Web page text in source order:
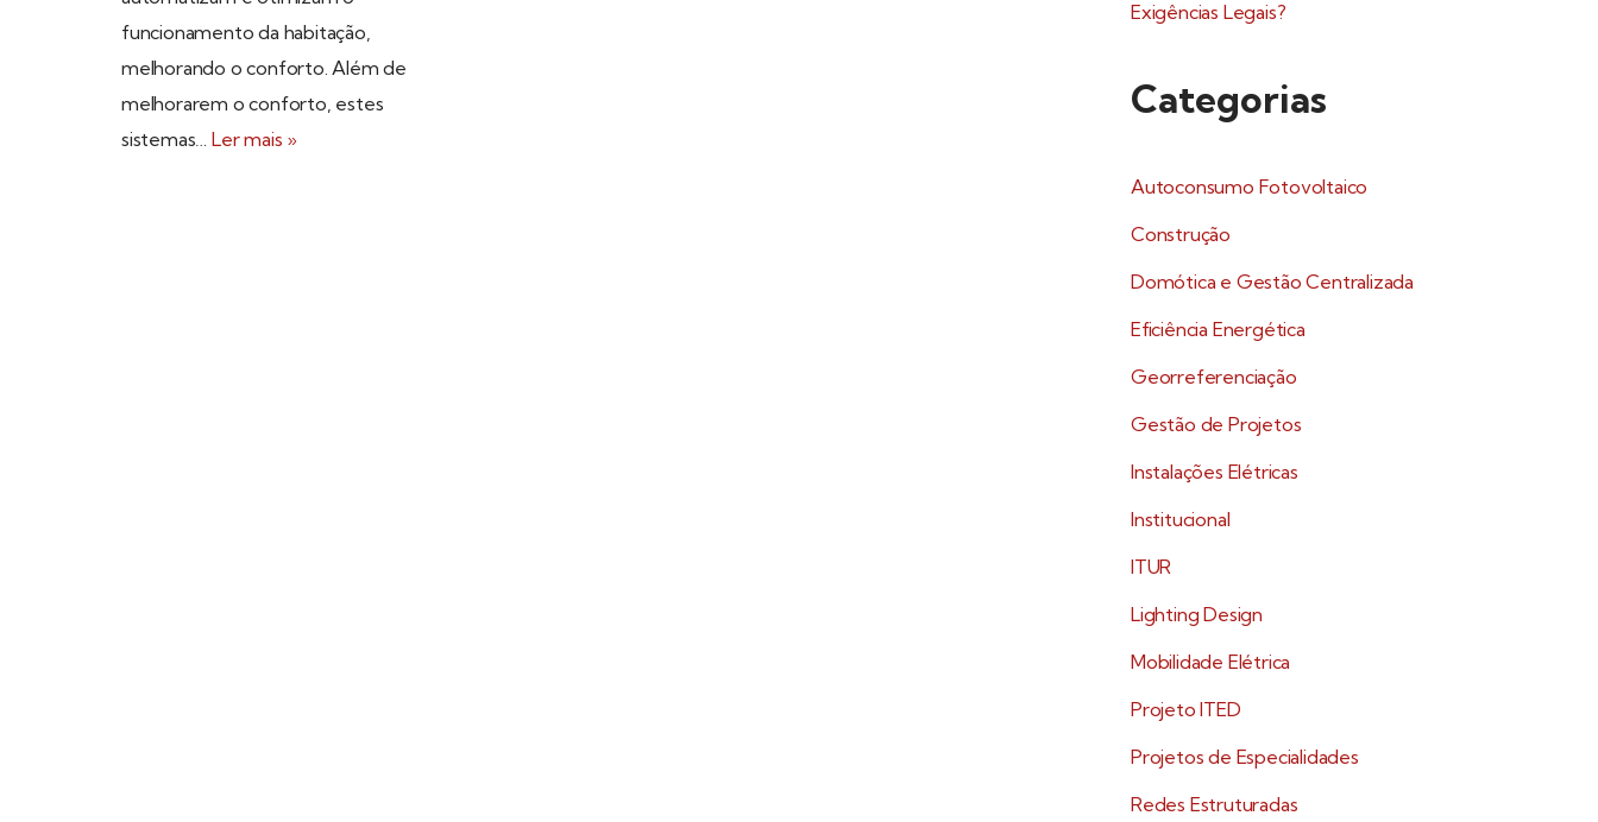
funcionamento da habitação,
melhorando o conforto. Além de
melhorarem o conforto, estes
sistemas… Ler mais »
Exigências Legais?
Categorias
Autoconsumo Fotovoltaico
Construção
Domótica e Gestão Centralizada
Eficiência Energética
Georreferenciação
Gestão de Projetos
Instalações Elétricas
Institucional
ITUR
Lighting Design
Mobilidade Elétrica
Projeto ITED
Projetos de Especialidades
Redes Estruturadas​